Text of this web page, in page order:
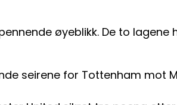
øyeblikk. De to
seirene for Tottenham mot